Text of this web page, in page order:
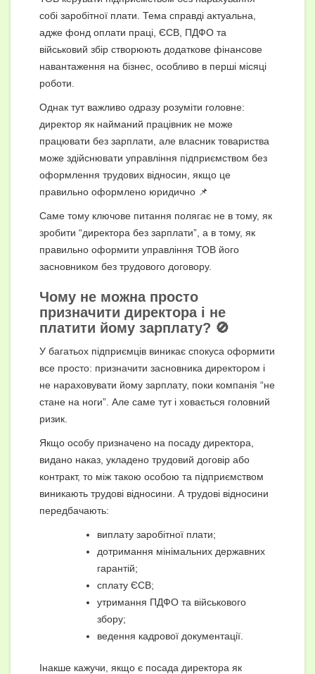
собі заробітної плати. Тема справді актуальна,
адже фонд оплати праці, ЄСВ, ПДФО та
військовий збір створюють додаткове фінансове
навантаження на бізнес, особливо в перші місяці
роботи.
Однак тут важливо одразу розуміти головне:
директор як найманий працівник не може
працювати без зарплати, але власник товариства
може здійснювати управління підприємством без
оформлення трудових відносин, якщо це
правильно оформлено юридично 📌
Саме тому ключове питання полягає не в тому, як
зробити “директора без зарплати”, а в тому, як
правильно оформити управління ТОВ його
засновником без трудового договору.
Чому не можна просто
призначити директора і не
платити йому зарплату? 🚫
У багатьох підприємців виникає спокуса оформити
все просто: призначити засновника директором і
не нараховувати йому зарплату, поки компанія “не
стане на ноги”. Але саме тут і ховається головний
ризик.
Якщо особу призначено на посаду директора,
видано наказ, укладено трудовий договір або
контракт, то між такою особою та підприємством
виникають трудові відносини. А трудові відносини
передбачають:
виплату заробітної плати;
дотримання мінімальних державних
гарантій;
сплату ЄСВ;
утримання ПДФО та військового
збору;
ведення кадрової документації.
Інакше кажучи, якщо є посада директора як